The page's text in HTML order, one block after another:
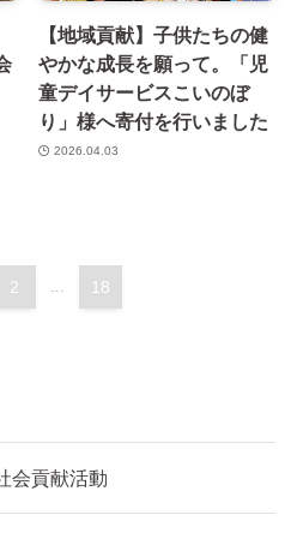
【地域貢献】子供たちの健
やかな成長を願って。「児
童デイサービスこいのぼ
り」様へ寄付を行いました
2026.04.03
2 18
会貢献活動